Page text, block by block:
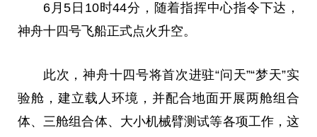
6月5日10时44分，随着指挥中心指令下达，
神舟十四号飞船正式点火升空。
此次，神舟十四号将首次进驻“问天”“梦天”实
验舱，建立载人环境，并配合地面开展两舱组合
体、三舱组合体、大小机械臂测试等各项工作，这